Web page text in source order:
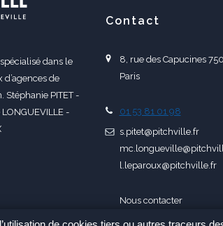
spécialisé dans le
d’agences de
PITET -
-
Contact
8, rue des Capucines
Paris
01 53 81 01 98
s.pitet@pitchville.fr
l.leparoux@pitchville.fr
Nous contacter